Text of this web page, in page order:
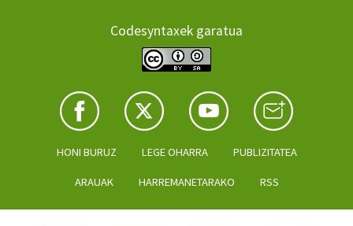
Codesyntaxek garatua
HONI BURUZ LEGE OHARRA PUBLIZITATEA
ARAUAK HARREMANETARAKO RSS